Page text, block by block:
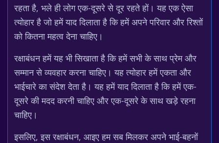
रहता है, भले ही लोग एक-दूसरे से दूर रहते हों। यह एक ऐसा
त्योहार है जो हमें याद दिलाता है कि हमें अपने परिवार और रिश्तों
को कितना महत्व देना चाहिए।
रक्षाबंधन हमें यह भी सिखाता है कि हमें सभी के साथ प्रेम और
सम्मान से व्यवहार करना चाहिए। यह त्योहार हमें एकता और
भाईचारे का संदेश देता है। यह हमें याद दिलाता है कि हमें एक-
दूसरे की मदद करनी चाहिए और एक-दूसरे के साथ खड़े रहना
चाहिए।
इसलिए, इस रक्षाबंधन, आइए हम सब मिलकर अपने भाई-बहनों